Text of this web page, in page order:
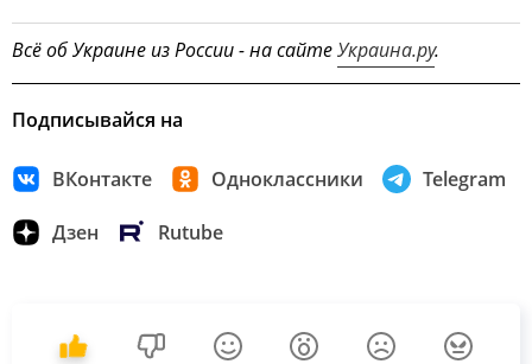
Всё об Украине из России - на сайтеУкраина.ру.
Подписывайся на
ВКонтакте Одноклассники Telegram
Дзен Rutube